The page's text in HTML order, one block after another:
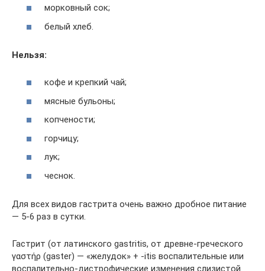
морковный сок;
белый хлеб.
Нельзя:
кофе и крепкий чай;
мясные бульоны;
копчености;
горчицу;
лук;
чеснок.
Для всех видов гастрита очень важно дробное питание
— 5-6 раз в сутки.
Гастрит (от латинского gastritis, от древне-греческого
γαστήρ (gaster) — «желудок» + -itis воспалительные или
воспалительно-дистрофические изменения слизистой